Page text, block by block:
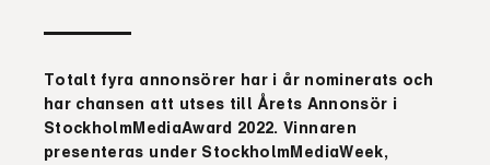
Totalt fyra annonsörer har i år nominerats och
har chansen att utses till Årets Annonsör i
StockholmMediaAward 2022. Vinnaren
presenteras under StockholmMediaWeek,